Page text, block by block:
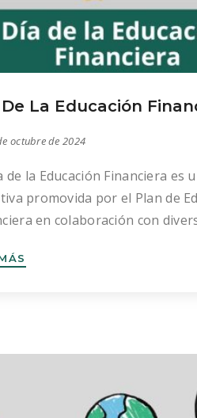
La Educación
octubre de 2024
de la Educación Financiera es
promovida por el Plan de
en colaboración con
desde el año 2015 cada
de la […]